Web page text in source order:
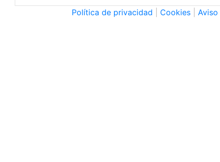
Política de privacidad Cookies